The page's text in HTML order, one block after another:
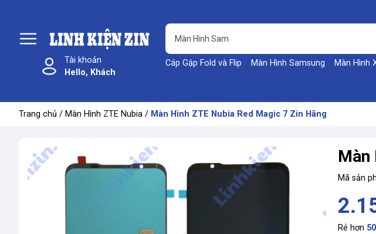
Cáp Gập Fold và Flip Màn Hình Samsung Màn Hình
Tài khoản
Hello, Khách
Trang chủ / Màn Hình ZTE Nubia / Màn Hình ZTE Nubia Red Magic 7 Zin Hãng
Màn
Mã sản
Rẻ hơn